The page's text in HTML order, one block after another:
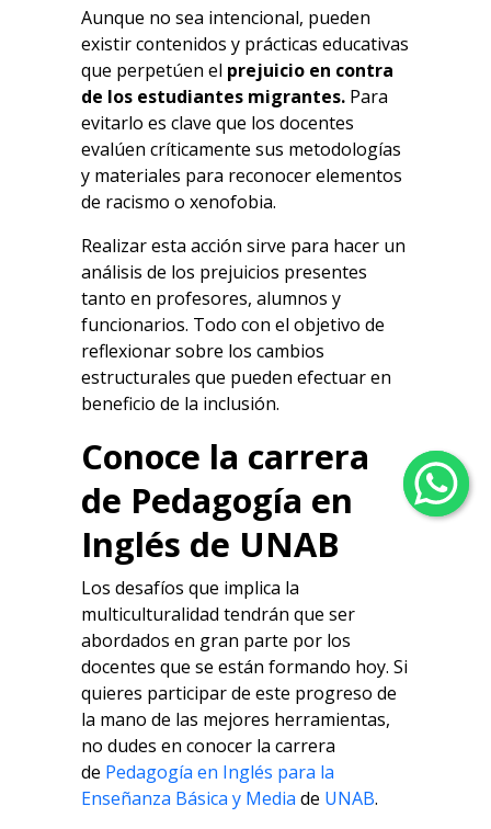
Aunque no sea intencional, pueden
existir contenidos y prácticas educativas
que perpetúen el prejuicio en contra
de los estudiantes migrantes. Para
evitarlo es clave que los docentes
evalúen críticamente sus metodologías
y materiales para reconocer elementos
de racismo o xenofobia.
Realizar esta acción sirve para hacer un
análisis de los prejuicios presentes
tanto en profesores, alumnos y
funcionarios. Todo con el objetivo de
reflexionar sobre los cambios
estructurales que pueden efectuar en
beneficio de la inclusión.
Conoce la carrera
de Pedagogía en
Inglés de UNAB
Los desafíos que implica la
multiculturalidad tendrán que ser
abordados en gran parte por los
docentes que se están formando hoy. Si
quieres participar de este progreso de
la mano de las mejores herramientas,
no dudes en conocer la carrera
de Pedagogía en Inglés para la
Enseñanza Básica y Media de UNAB.